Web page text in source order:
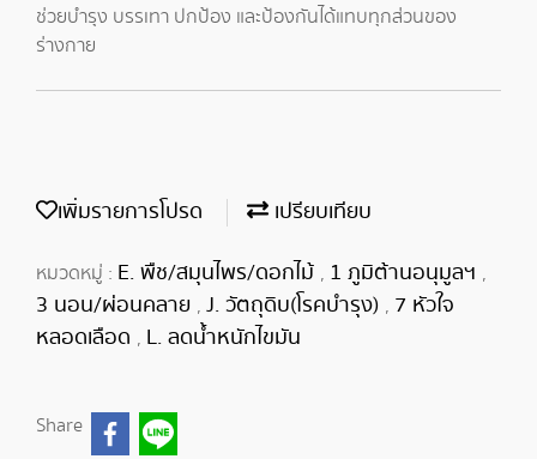
ช่วยบำรุง บรรเทา ปกป้อง และป้องกันได้แทบทุกส่วนของ
ร่างกาย
เพิ่มรายการโปรด เปรียบเทียบ
หมวดหมู่ : E. พืช/สมุนไพร/ดอกไม้ , 1 ภูมิต้านอนุมูลฯ ,
3 นอน/ผ่อนคลาย , J. วัตถุดิบ(โรคบำรุง) , 7 หัวใจ
หลอดเลือด , L. ลดน้ำหนักไขมัน
Share